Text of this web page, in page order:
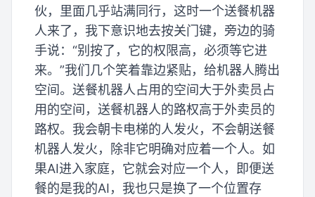
伙，里面几乎站满同行，这时一个送餐机器
人来了，我下意识地去按关门键，旁边的骑
手说：“别按了，它的权限高，必须等它进
来。”我们几个笑着靠边紧贴，给机器人腾出
空间。送餐机器人占用的空间大于外卖员占
用的空间，送餐机器人的路权高于外卖员的
路权。我会朝卡电梯的人发火，不会朝送餐
机器人发火，除非它明确对应着一个人。如
果AI进入家庭，它就会对应一个人，即便送
餐的是我的AI，我也只是换了一个位置存